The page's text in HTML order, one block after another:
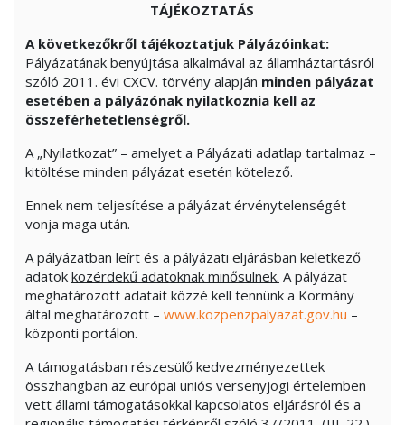
TÁJÉKOZTATÁS
A következőkről tájékoztatjuk Pályázóinkat:
Pályázatának benyújtása alkalmával az államháztartásról
szóló 2011. évi CXCV. törvény alapján minden pályázat
esetében a pályázónak nyilatkoznia kell az
összeférhetetlenségről.
A „Nyilatkozat” – amelyet a Pályázati adatlap tartalmaz –
kitöltése minden pályázat esetén kötelező.
Ennek nem teljesítése a pályázat érvénytelenségét
vonja maga után.
A pályázatban leírt és a pályázati eljárásban keletkező
adatok közérdekű adatoknak minősülnek. A pályázat
meghatározott adatait közzé kell tennünk a Kormány
által meghatározott – www.kozpenzpalyazat.gov.hu –
központi portálon.
A támogatásban részesülő kedvezményezettek
összhangban az európai uniós versenyjogi értelemben
vett állami támogatásokkal kapcsolatos eljárásról és a